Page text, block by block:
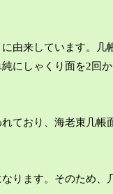
由来しています。
にしゃくり面を2回
ており、海老束几
ります。そのため